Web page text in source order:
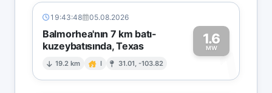
19:43:48 05.08.2026
Balmorhea'nın 7 km batı-
kuzeybatısında, Texas
19.2 km I 31.01, -103.82
1.6
MW1